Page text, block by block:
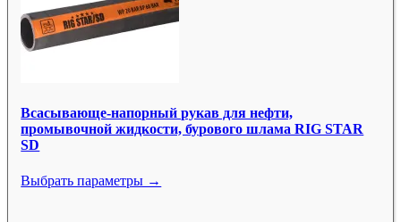
Всасывающе-напорный рукав для нефти,
промывочной жидкости, бурового шлама RIG STAR
SD
Выбрать параметры →